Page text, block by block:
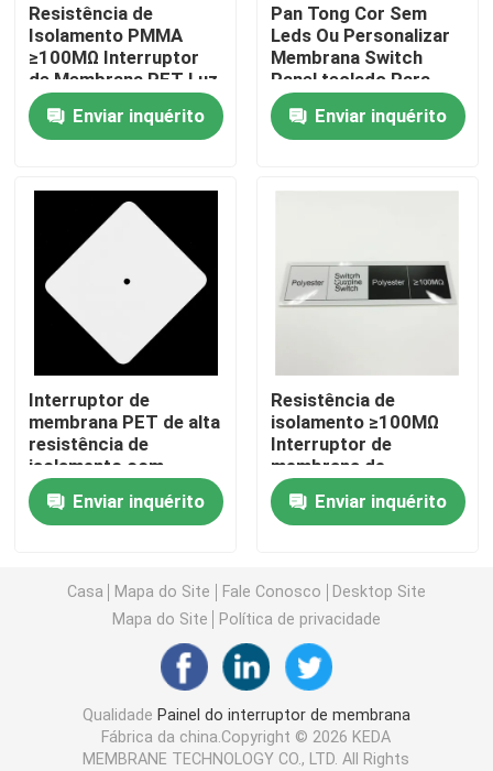
Controle de Qualidade
Fale Conosco
Pedir um orçamento
Painel do interruptor de membrana
Interruptor de membrana do ANIMAL DE ESTIMAÇÃO
Interruptor de membrana de FPC
Interruptor de membrana do diodo emissor de luz
Interruptor de membrana do PWB
Painel de Interruptor de Acrílico
Teclados numéricos da borracha de silicone
Resistência de
Isolamento PMMA
≥100MΩ Interruptor
de Membrana PET Luz
de Fundo LGF para
Desempenho
Duradouro
Enviar inquérito
Pan Tong Cor Sem
Leds Ou Personalizar
Membrana Switch
Panel teclado Para
Automóvel
Eletrodomésticos
Médicos
Enviar inquérito
Interruptor de
membrana PET de alta
resistência de
isolamento com
impressão fosca e
impressão digital sem
LEDs ou
Enviar inquérito
Resistência de
isolamento ≥100MΩ
Interruptor de
membrana de
poliéster
fosco/brilhante para
aplicações industriais
Enviar inquérito
Casa Mapa do Site Fale Conosco
Desktop Site
Mapa do Site
Política de privacidade
Qualidade Painel do interruptor de membrana
Fábrica da china.Copyright © 2026 KEDA
MEMBRANE TECHNOLOGY CO., LTD. All Rights